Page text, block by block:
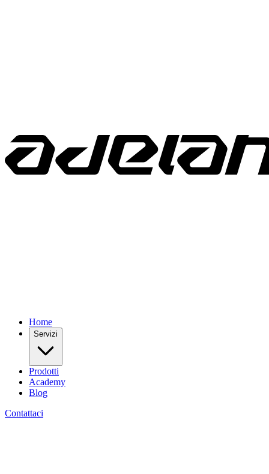
Home
Servizi
Prodotti
Academy
Blog
Contattaci